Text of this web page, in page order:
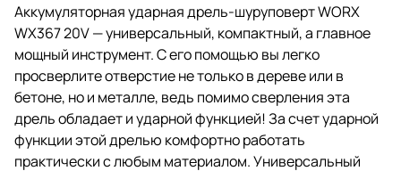
Аккумуляторная ударная дрель-шуруповерт WORX
WX367 20V — универсальный, компактный, а главное
мощный инструмент. С его помощью вы легко
просверлите отверстие не только в дереве или в
бетоне, но и металле, ведь помимо сверления эта
дрель обладает и ударной функцией! За счет ударной
функции этой дрелью комфортно работать
практически с любым материалом. Универсальный